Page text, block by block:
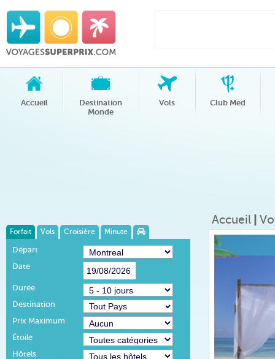
Accueil
Destination
Monde
Vols Club Med
Forfait Vols Croisière Minute
Départ
Date
Durée
Destination
Prix Maximum
Étoile
Hôtels
Accueil